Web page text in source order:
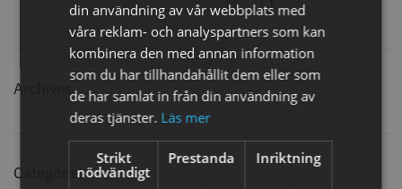
Archives
Categories
49.00 kr
Info Köp
1499.00 kr
Info
din användning av vår webbplats med
våra reklam- och analyspartners som kan
kombinera den med annan information
som du har tillhandahållit dem eller som
de har samlat in från din användning av
deras tjänster. Läs mer
Strikt
nödvändigt
Prestanda Inriktning